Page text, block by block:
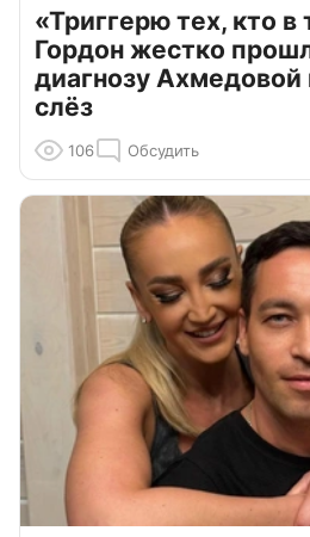
«Триггерю тех, кто в
Гордон жестко
диагнозу Ахмедовой
слёз
106 Обсудить